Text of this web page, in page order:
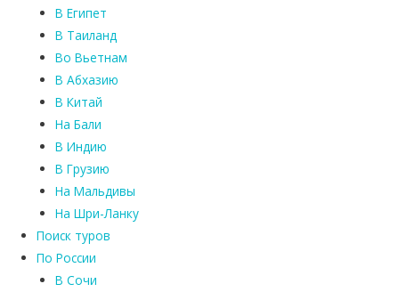
В Египет
В Таиланд
Во Вьетнам
В Абхазию
В Китай
На Бали
В Индию
В Грузию
На Мальдивы
На Шри-Ланку
Поиск туров
По России
В Сочи